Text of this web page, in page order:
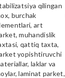
qilingan
burchak
art
muhandislik
qattiq taxta,
yopishtiruvchi
laklar va
laminat parket,